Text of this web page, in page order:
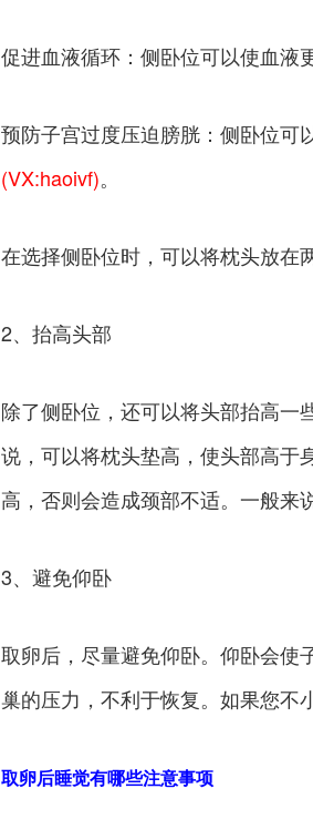
促进血液循环：侧卧位可以使血液
预防子宫过度压迫膀胱：侧卧位可
(VX:haoivf)。
在选择侧卧位时，可以将枕头放在
2、抬高头部
除了侧卧位，还可以将头部抬高一
说，可以将枕头垫高，使头部高于
高，否则会造成颈部不适。一般来
3、避免仰卧
取卵后，尽量避免仰卧。仰卧会使
巢的压力，不利于恢复。如果您不
取卵后睡觉有哪些注意事项